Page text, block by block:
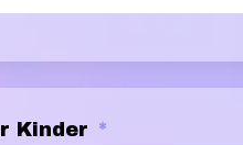
Kinder *